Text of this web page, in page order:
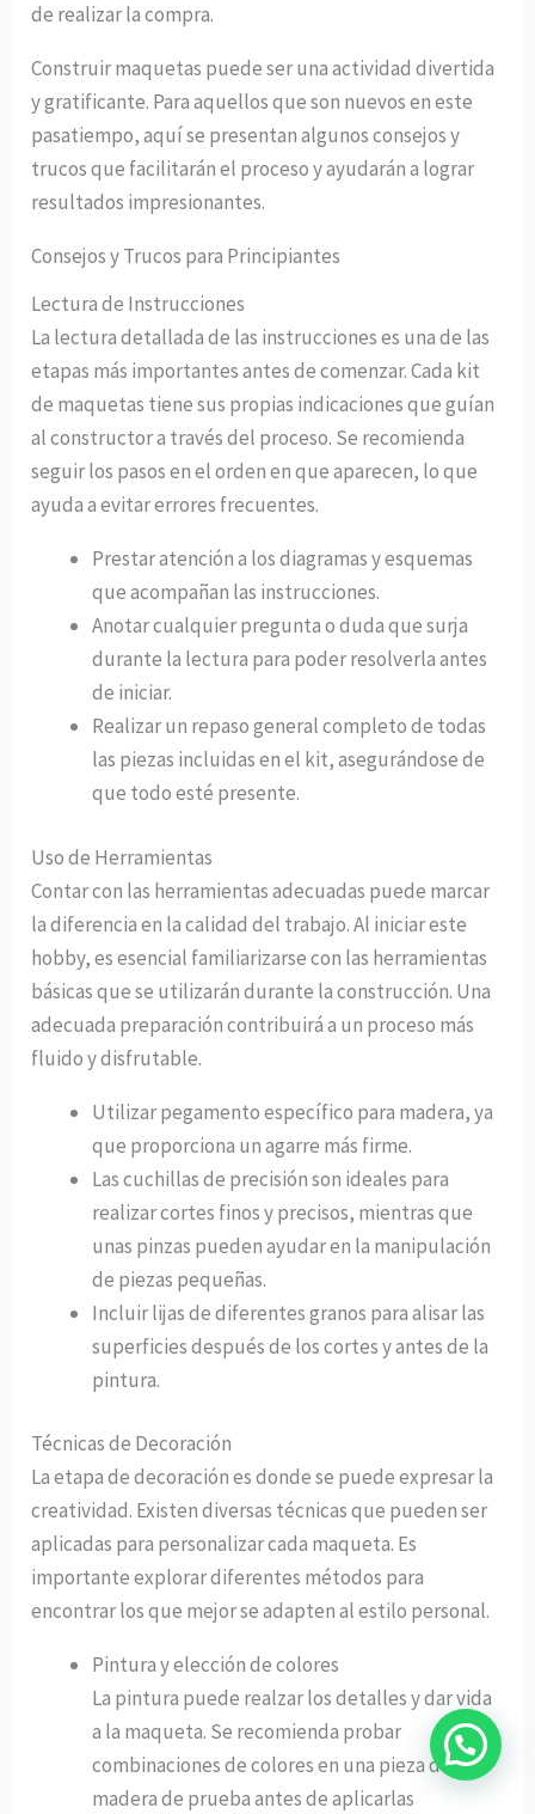
de realizar la compra.
Construir maquetas puede ser una actividad divertida
y gratificante. Para aquellos que son nuevos en este
pasatiempo, aquí se presentan algunos consejos y
trucos que facilitarán el proceso y ayudarán a lograr
resultados impresionantes.
Consejos y Trucos para Principiantes
Lectura de Instrucciones
La lectura detallada de las instrucciones es una de las
etapas más importantes antes de comenzar. Cada kit
de maquetas tiene sus propias indicaciones que guían
al constructor a través del proceso. Se recomienda
seguir los pasos en el orden en que aparecen, lo que
ayuda a evitar errores frecuentes.
Prestar atención a los diagramas y esquemas
que acompañan las instrucciones.
Anotar cualquier pregunta o duda que surja
durante la lectura para poder resolverla antes
de iniciar.
Realizar un repaso general completo de todas
las piezas incluidas en el kit, asegurándose de
que todo esté presente.
Uso de Herramientas
Contar con las herramientas adecuadas puede marcar
la diferencia en la calidad del trabajo. Al iniciar este
hobby, es esencial familiarizarse con las herramientas
básicas que se utilizarán durante la construcción. Una
adecuada preparación contribuirá a un proceso más
fluido y disfrutable.
Utilizar pegamento específico para madera, ya
que proporciona un agarre más firme.
Las cuchillas de precisión son ideales para
realizar cortes finos y precisos, mientras que
unas pinzas pueden ayudar en la manipulación
de piezas pequeñas.
Incluir lijas de diferentes granos para alisar las
superficies después de los cortes y antes de la
pintura.
Técnicas de Decoración
La etapa de decoración es donde se puede expresar la
creatividad. Existen diversas técnicas que pueden ser
aplicadas para personalizar cada maqueta. Es
importante explorar diferentes métodos para
encontrar los que mejor se adapten al estilo personal.
Pintura y elección de colores
La pintura puede realzar los detalles y dar vida
a la maqueta. Se recomienda probar
combinaciones de colores en una pieza de
madera de prueba antes de aplicarlas